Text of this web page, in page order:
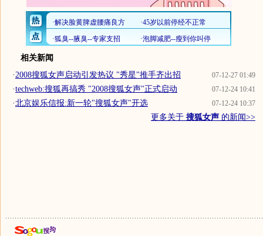
相关新闻
07-12-27 01:49
·2008搜狐女声启动引发热议 "秀星"推手齐出招
07-12-24 10:41
·techweb:搜狐再搞秀 "2008搜狐女声"正式启动
07-12-24 10:37
·北京娱乐信报:新一轮"搜狐女声"开选
更多关于 搜狐女声 的新闻>>